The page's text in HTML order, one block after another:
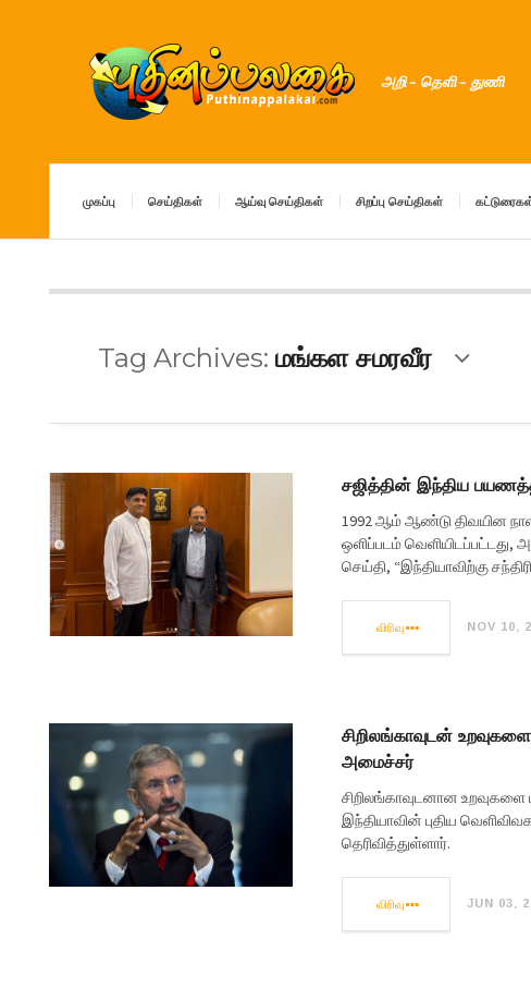
அறி – தெளி – துணி
முகப்பு செய்திகள் ஆய்வு செய்திகள் சிறப்பு செய்திகள்
Tag Archives: மங்கள சமரவீர
சஜித்தின் இந்திய
1992 ஆம் ஆண்டு திவயின
ஒளிப்படம் வெளியிடப்பட்டது,
செய்தி, “இந்தியாவிற்கு
விரிவு NOV 10,
சிறிலங்காவுடன்
அமைச்சர்
சிறிலங்காவுடனான உறவுகளை
இந்தியாவின் புதிய
தெரிவித்துள்ளார்.
விரிவு JUN 03,